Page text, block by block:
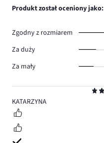
5
KATARZYNA
Produkt został oceniony jako:
Zgodny z rozmiarem
Za duży
Za mały